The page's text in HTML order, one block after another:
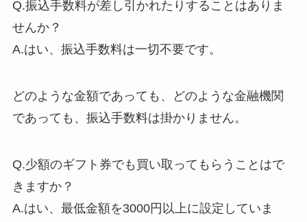
Q.振込手数料が差し引かれたりすることはありま
せんか？
A.はい、振込手数料は一切不要です。
どのような金額であっても、どのような金融機関
であっても、振込手数料は掛かりません。
Q.少額のギフト券でも買い取ってもらうことはで
きますか？
A.はい、最低金額を3000円以上に設定していま